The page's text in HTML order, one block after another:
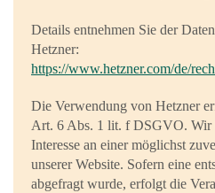
Details entnehmen Sie der
Hetzner:
https://www.hetzner.com/de/
Die Verwendung von Hetzner
Art. 6 Abs. 1 lit. f DSGVO. Wir
Interesse an einer möglichst
unserer Website. Sofern eine
abgefragt wurde, erfolgt die